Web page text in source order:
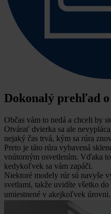
Dokonalý prehľad o
Občas vám to nedá a chceli by
Otvárať dvierka sa ale
nejaký čas trvá, kým sa rúra
Preto je táto rúra vybavená
vnútorným osvetlením. Vďaka
kedykoľvek sa vám zapáči.
Niektoré modely rúr sú navyše
svetlami, takže uvidíte všetko
umiestnené v akejkoľvek úrovni.